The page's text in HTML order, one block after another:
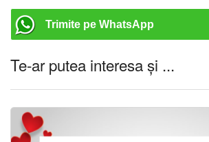
Trimite pe WhatsApp
Te-ar putea interesa și ...